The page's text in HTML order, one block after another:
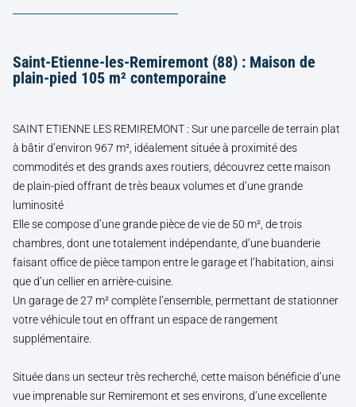
Saint-Etienne-les-Remiremont (88) : Maison de
plain-pied 105 m² contemporaine
SAINT ETIENNE LES REMIREMONT : Sur une parcelle de terrain plat
à bâtir d’environ 967 m², idéalement située à proximité des
commodités et des grands axes routiers, découvrez cette maison
de plain-pied offrant de très beaux volumes et d’une grande
luminosité
Elle se compose d’une grande pièce de vie de 50 m², de trois
chambres, dont une totalement indépendante, d’une buanderie
faisant office de pièce tampon entre le garage et l’habitation, ainsi
que d’un cellier en arrière-cuisine.
Un garage de 27 m² complète l’ensemble, permettant de stationner
votre véhicule tout en offrant un espace de rangement
supplémentaire.
Située dans un secteur très recherché, cette maison bénéficie d’une
vue imprenable sur Remiremont et ses environs, d’une excellente